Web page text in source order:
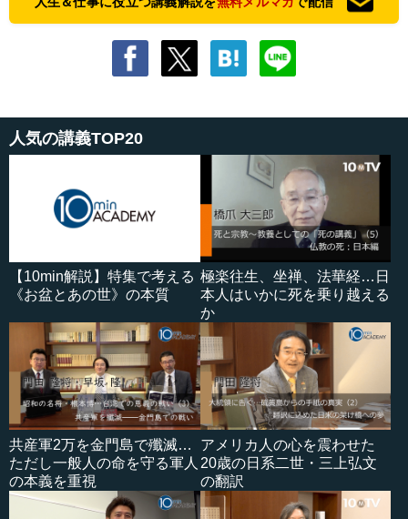
人気の講義TOP20
【10min解説】特集で考える
《お盆とあの世》の本質
極楽往生、坐禅、法華経…日
本人はいかに死を乗り越える
か
共産軍2万を金門島で殲滅…
ただし一般人の命を守る軍人
の本義を重視
アメリカ人の心を震わせた
20歳の日系二世・三上弘文
の翻訳